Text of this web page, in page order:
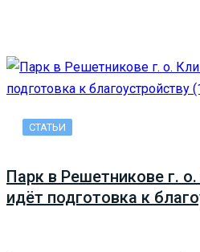
СТАТЬИ
Парк в Решетникове г.
идёт подготовка к